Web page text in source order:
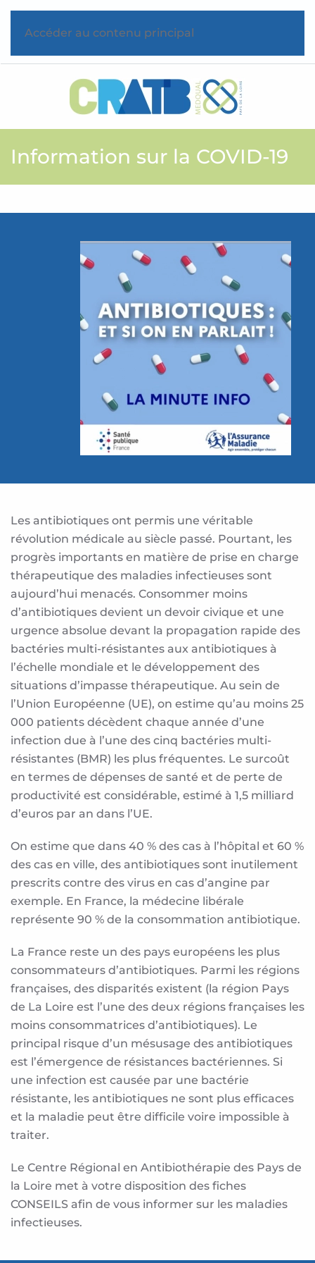
Accéder au contenu principal
Information sur la COVID-19
Les antibiotiques ont permis une véritable
révolution médicale au siècle passé. Pourtant, les
progrès importants en matière de prise en charge
thérapeutique des maladies infectieuses sont
aujourd’hui menacés. Consommer moins
d’antibiotiques devient un devoir civique et une
urgence absolue devant la propagation rapide des
bactéries multi-résistantes aux antibiotiques à
l’échelle mondiale et le développement des
situations d’impasse thérapeutique. Au sein de
l’Union Européenne (UE), on estime qu’au moins 25
000 patients décèdent chaque année d’une
infection due à l’une des cinq bactéries multi-
résistantes (BMR) les plus fréquentes. Le surcoût
en termes de dépenses de santé et de perte de
productivité est considérable, estimé à 1,5 milliard
d’euros par an dans l’UE.
On estime que dans 40 % des cas à l’hôpital et 60 %
des cas en ville, des antibiotiques sont inutilement
prescrits contre des virus en cas d’angine par
exemple. En France, la médecine libérale
représente 90 % de la consommation antibiotique.
La France reste un des pays européens les plus
consommateurs d’antibiotiques. Parmi les régions
françaises, des disparités existent (la région Pays
de La Loire est l’une des deux régions françaises les
moins consommatrices d’antibiotiques). Le
principal risque d’un mésusage des antibiotiques
est l’émergence de résistances bactériennes. Si
une infection est causée par une bactérie
résistante, les antibiotiques ne sont plus efficaces
et la maladie peut être difficile voire impossible à
traiter.
Le Centre Régional en Antibiothérapie des Pays de
la Loire met à votre disposition des fiches
CONSEILS afin de vous informer sur les maladies
infectieuses.